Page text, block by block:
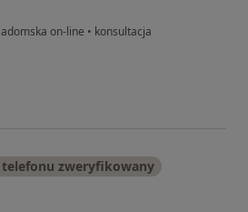
on-line • konsultacja
zweryfikowany